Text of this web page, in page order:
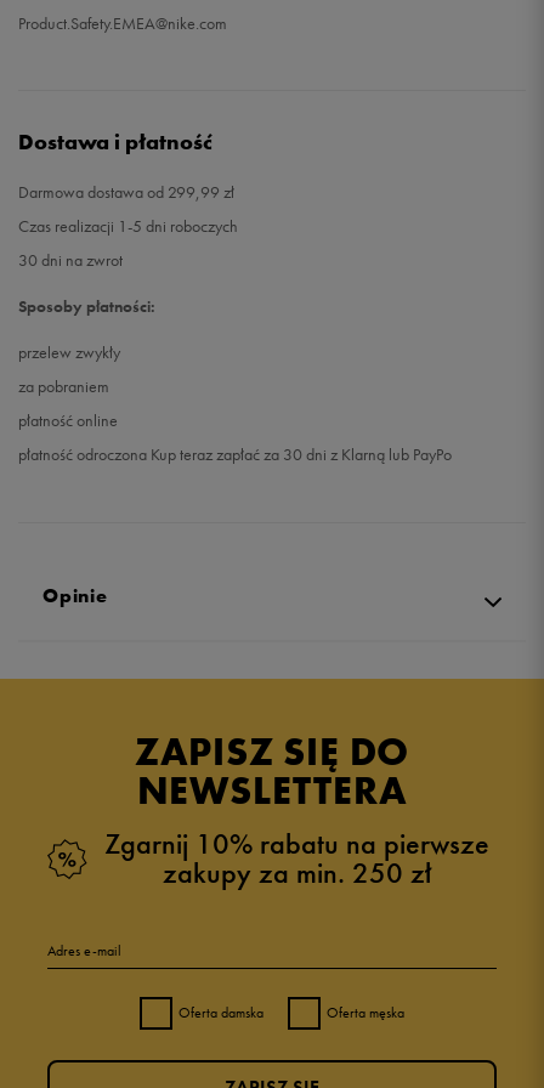
Product.Safety.EMEA@nike.com
Dostawa i płatność
Darmowa dostawa od 299,99 zł
Czas realizacji 1-5 dni roboczych
30 dni na zwrot
Sposoby płatności:
przelew zwykły
za pobraniem
płatność online
płatność odroczona Kup teraz zapłać za 30 dni z Klarną lub PayPo
Opinie
ZAPISZ SIĘ DO
NEWSLETTERA
Zgarnij 10% rabatu na pierwsze
zakupy za min. 250 zł
Adres e-mail
Oferta damska Oferta męska